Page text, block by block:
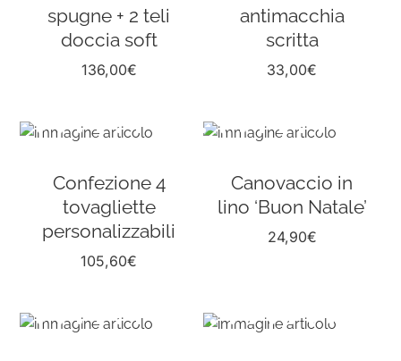
spugne + 2 teli
doccia soft
136,00€
antimacchia
scritta
33,00€
Confezione 4
tovagliette
personalizzabili
105,60€
Canovaccio in
lino ‘Buon Natale’
24,90€